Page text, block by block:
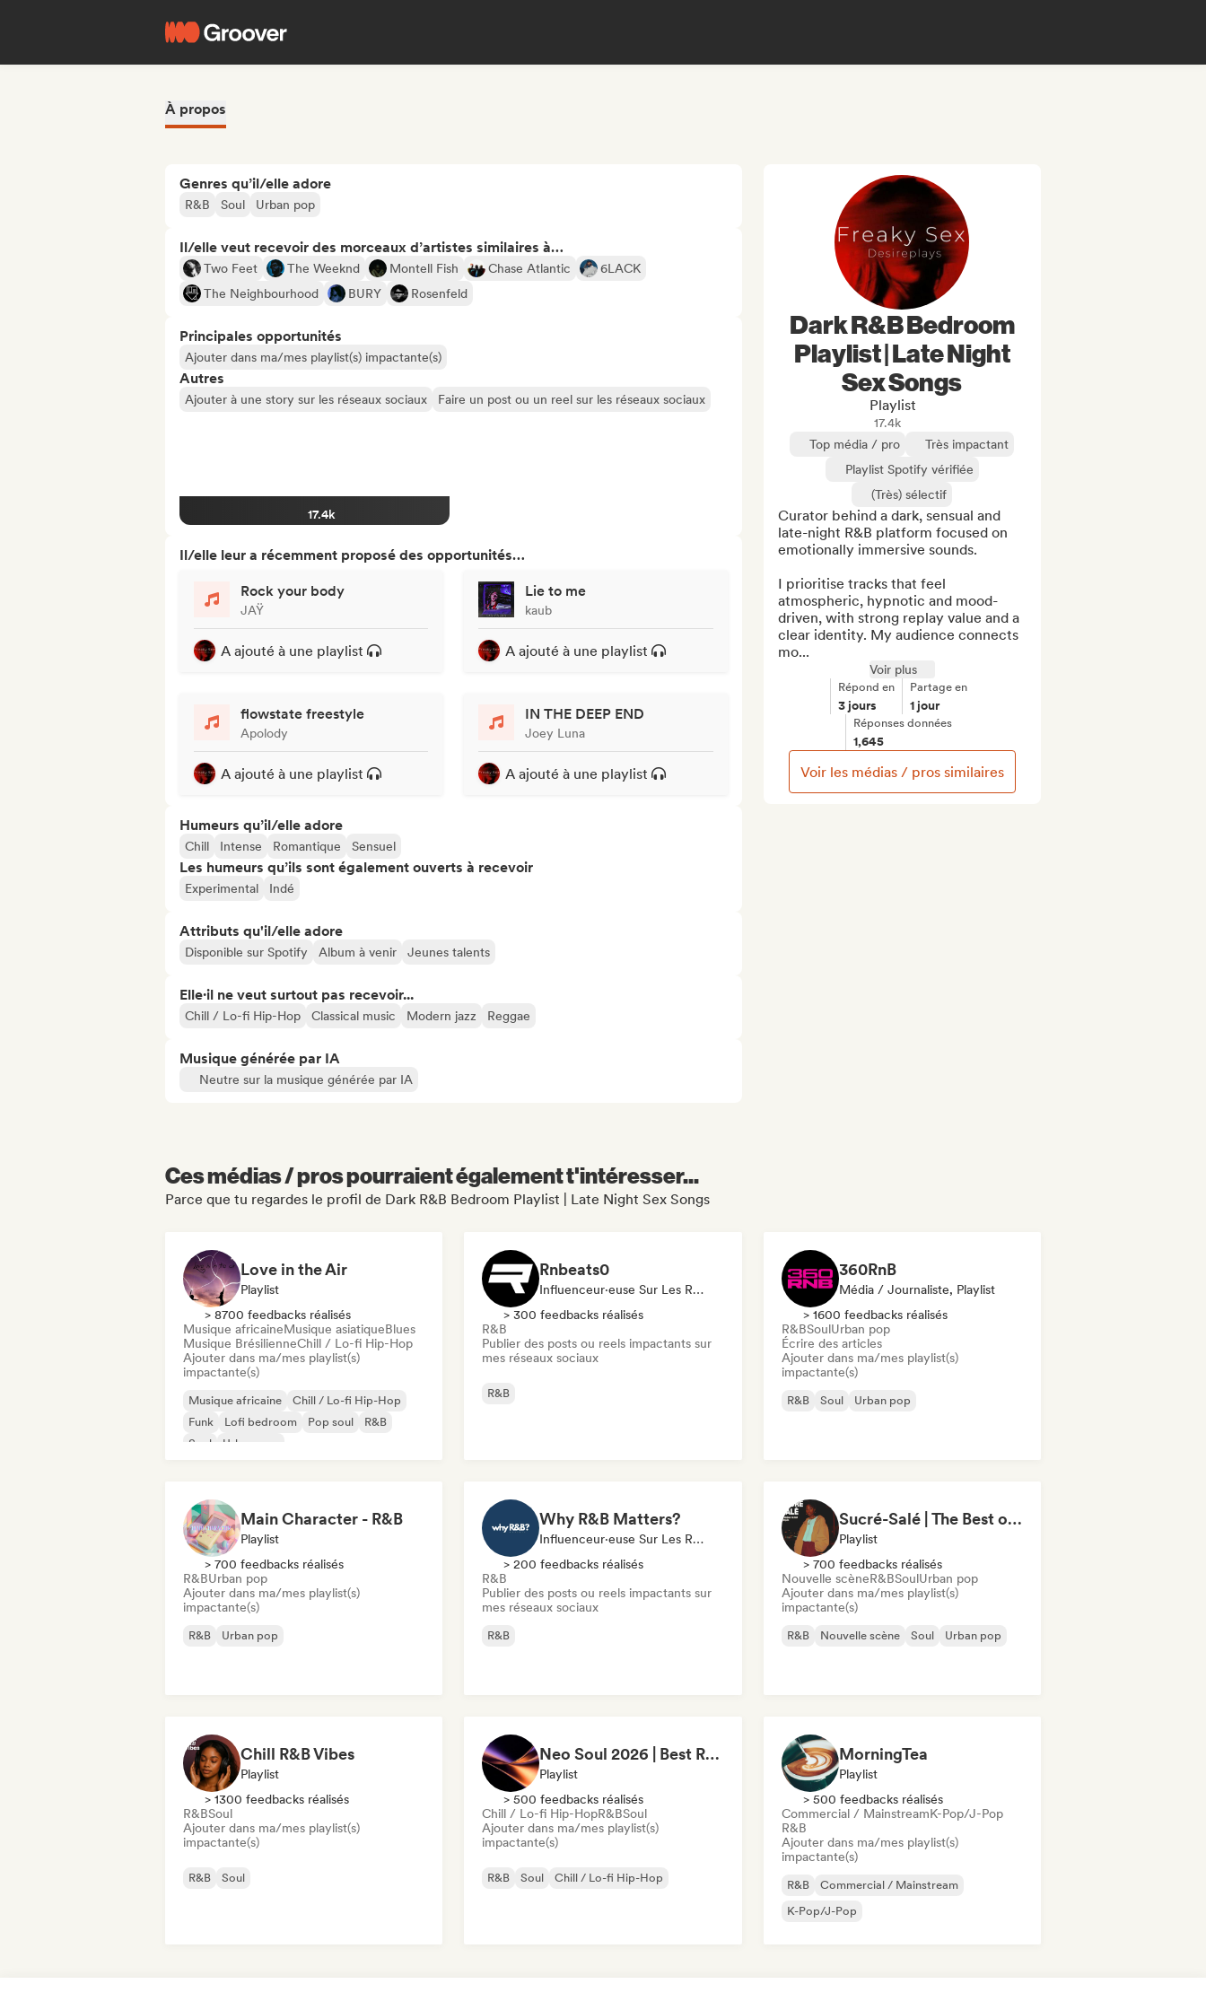
À propos
Genres qu’il/elle adore
R&B Soul Urban pop
Il/elle veut recevoir des morceaux d’artistes similaires à…
Two Feet The Weeknd Montell Fish Chase Atlantic
6LACK
The Neighbourhood
BURY Rosenfeld
Principales opportunités
Ajouter dans ma/mes playlist(s) impactante(s)
Autres
Ajouter à une story sur les réseaux sociaux Faire un post ou un reel sur les réseaux sociaux
17.4k
Il/elle leur a récemment proposé des opportunités…
Rock your body
JAŸ
A ajouté à une playlist
Lie to me
kaub
A ajouté à une playlist
flowstate freestyle
Apolody
A ajouté à une playlist
IN THE DEEP END
Joey Luna
A ajouté à une playlist
Humeurs qu’il/elle adore
Chill Intense Romantique Sensuel
Les humeurs qu’ils sont également ouverts à recevoir
Experimental Indé
Attributs qu'il/elle adore
Disponible sur Spotify Album à venir Jeunes talents
Elle·il ne veut surtout pas recevoir...
Chill / Lo-fi Hip-Hop Classical music Modern jazz Reggae
Musique générée par IA
Neutre sur la musique générée par IA
Dark R&B Bedroom
Playlist | Late Night
Sex Songs
Playlist
17.4k
Top média / pro
Très impactant
Playlist Spotify vérifiée
(Très) sélectif
Curator behind a dark, sensual and
late-night R&B platform focused on
emotionally immersive sounds.
I prioritise tracks that feel
atmospheric, hypnotic and mood-
driven, with strong replay value and a
clear identity. My audience connects
mo...
Voir plus
Répond en
3 jours
Partage en
1 jour
Réponses données
1,645
Voir les médias / pros similaires
Ces médias / pros pourraient également t'intéresser...
Parce que tu regardes le profil de Dark R&B Bedroom Playlist | Late Night Sex Songs
Love in the Air
Playlist
> 8700 feedbacks réalisés
Musique africaineMusique asiatiqueBlues
Musique BrésilienneChill / Lo-fi Hip-Hop
Ajouter dans ma/mes playlist(s)
impactante(s)
Musique africaine
Chill / Lo-fi Hip-Hop
Funk
Lofi bedroom Pop soul
R&B
Soul
Urban pop
Rnbeats0
Influenceur·euse Sur Les Réseaux Sociaux
> 300 feedbacks réalisés
R&B
Publier des posts ou reels impactants sur
mes réseaux sociaux
R&B
360RnB
Média / Journaliste, Playlist
> 1600 feedbacks réalisés
R&BSoulUrban pop
Écrire des articles
Ajouter dans ma/mes playlist(s)
impactante(s)
R&B Soul Urban pop
Main Character - R&B
Playlist
> 700 feedbacks réalisés
R&BUrban pop
Ajouter dans ma/mes playlist(s)
impactante(s)
R&B Urban pop
Why R&B Matters?
Influenceur·euse Sur Les Réseaux Sociaux
> 200 feedbacks réalisés
R&B
Publier des posts ou reels impactants sur
mes réseaux sociaux
R&B
Sucré-Salé | The Best of French R&B
Playlist
> 700 feedbacks réalisés
Nouvelle scèneR&BSoulUrban pop
Ajouter dans ma/mes playlist(s)
impactante(s)
R&B Nouvelle scène Soul Urban pop
Chill R&B Vibes
Playlist
> 1300 feedbacks réalisés
R&BSoul
Ajouter dans ma/mes playlist(s)
impactante(s)
R&B Soul
Neo Soul 2026 | Best R&B Playlist Intimate & Sexy
Playlist
> 500 feedbacks réalisés
Chill / Lo-fi Hip-HopR&BSoul
Ajouter dans ma/mes playlist(s)
impactante(s)
R&B Soul Chill / Lo-fi Hip-Hop
MorningTea
Playlist
> 500 feedbacks réalisés
Commercial / MainstreamK-Pop/J-Pop
R&B
Ajouter dans ma/mes playlist(s)
impactante(s)
R&B
Commercial / Mainstream
K-Pop/J-Pop